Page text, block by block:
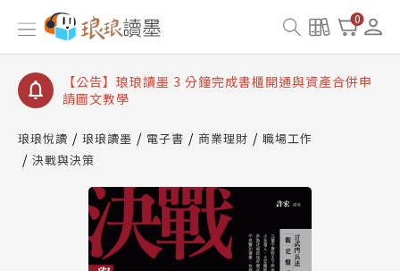
0
【公告】琅琅讀墨數位閱讀資產合併與書櫃開通申請
【公告】琅琅讀墨書櫃開通常見問題
【公告】琅琅讀墨 3 分鐘完成書櫃開通與資產合併申
請圖文教學
查詢
【公告】琅琅讀墨數位閱讀資產合併與書櫃開通申請
琅琅悅讀 琅琅讀墨 電子書 商業理財
職場工作
決戰與決策